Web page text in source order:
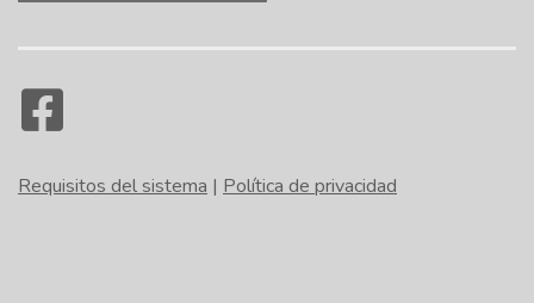
Requisitos del sistema | Política de privacidad